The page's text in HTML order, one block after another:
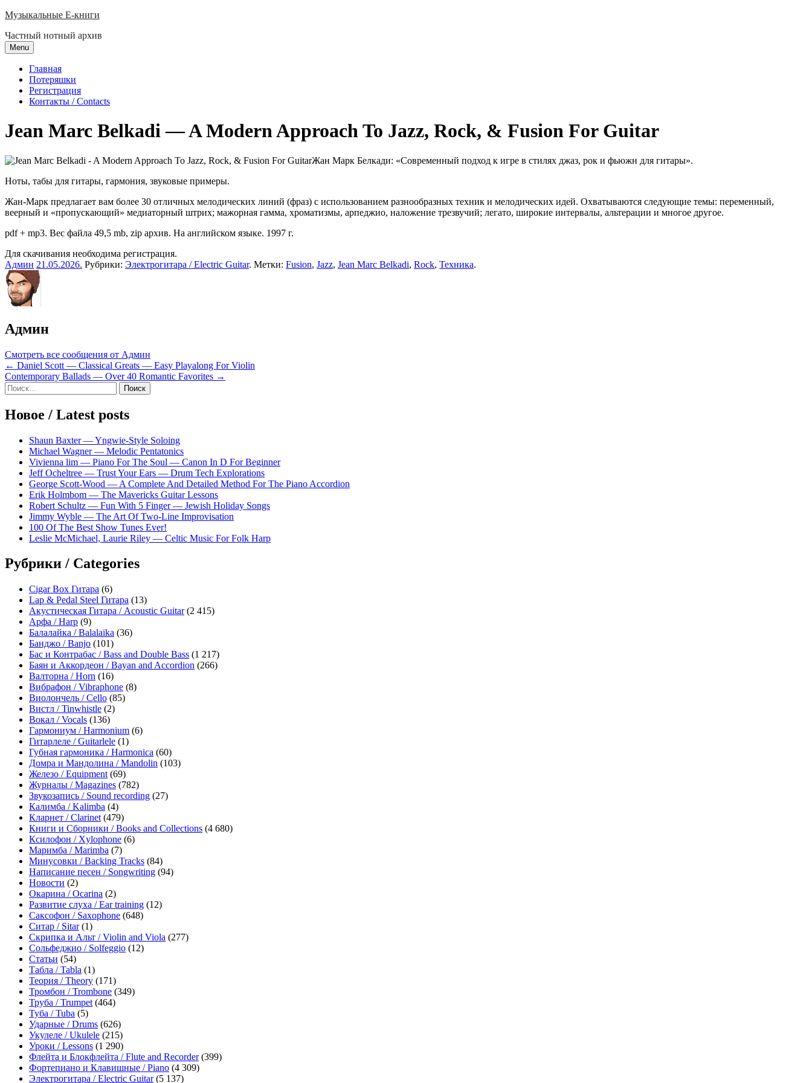
Skip
content
Музыкальные E-книги
Частный нотный архив
Menu
Главная
Потеряшки
Регистрация
Контакты / Contacts
Jean Marc Belkadi — A Modern Approach To Jazz, Rock, & Fusion For Guitar
Жан Марк Белкади: «Современный подход к игре в стилях джаз, рок и фьюжн для гитары».
Ноты, табы для гитары, гармония, звуковые примеры.
Жан-Марк предлагает вам более 30 отличных мелодических линий (фраз) с использованием разнообразных техник и мелодических идей. Охватываются следующие темы: переменный,
веерный и «пропускающий» медиаторный штрих; мажорная гамма, хроматизмы, арпеджио, наложение трезвучий; легато, широкие интервалы, альтерации и многое другое.
pdf + mp3. Вес файла 49,5 mb, zip архив. На английском языке. 1997 г.
Для скачивания необходима регистрация.
Админ 21.05.2026. Рубрики: Электрогитара / Electric Guitar. Метки: Fusion, Jazz, Jean Marc Belkadi, Rock, Техника.
Админ
Смотреть все сообщения от Админ
Навигация
по
записям
← Daniel Scott — Classical Greats — Easy Playalong For Violin
Contemporary Ballads — Over 40 Romantic Favorites →
Sidebar
Найти:
Новое / Latest posts
Shaun Baxter — Yngwie-Style Soloing
Michael Wagner — Melodic Pentatonics
Vivienna lim — Piano For The Soul — Canon In D For Beginner
Jeff Ocheltree — Trust Your Ears — Drum Tech Explorations
George Scott-Wood — A Complete And Detailed Method For The Piano Accordion
Erik Holmbom — The Mavericks Guitar Lessons
Robert Schultz — Fun With 5 Finger — Jewish Holiday Songs
Jimmy Wyble — The Art Of Two-Line Improvisation
100 Of The Best Show Tunes Ever!
Leslie McMichael, Laurie Riley — Celtic Music For Folk Harp
Рубрики / Categories
Cigar Box Гитара (6)
Lap & Pedal Steel Гитара (13)
Акустическая Гитара / Acoustic Guitar(2 415)
Арфа / Harp (9)
Балалайка / Balalaika (36)
Банджо / Banjo (101)
Бас и Контрабас / Bass and Double Bass (1 217)
Баян и Аккордеон / Bayan and Accordion (266)
Валторна / Horn (16)
Вибрафон / Vibraphone (8)
Виолончель / Cello (85)
Вистл / Tinwhistle (2)
Вокал / Vocals (136)
Гармониум / Harmonium (6)
Гитарлеле / Guitarlele (1)
Губная гармоника / Harmonica (60)
Домра и Мандолина / Mandolin (103)
Железо / Equipment (69)
Журналы / Magazines (782)
Звукозапись / Sound recording (27)
Калимба / Kalimba (4)
Кларнет / Clarinet (479)
Книги и Сборники / Books and Collections (4 680)
Ксилофон / Xylophone (6)
Маримба / Marimba (7)
Минусовки / Backing Tracks (84)
Написание песен / Songwriting (94)
Новости (2)
Окарина / Ocarina (2)
Развитие слуха / Ear training (12)
Саксофон / Saxophone (648)
Ситар / Sitar(1)
Скрипка и Альт / Violin and Viola (277)
Сольфеджио / Solfeggio (12)
Статьи (54)
Табла / Tabla (1)
Теория / Theory (171)
Тромбон / Trombone (349)
Труба / Trumpet (464)
Туба / Tuba (5)
Ударные / Drums (626)
Укулеле / Ukulele (215)
Уроки / Lessons (1 290)
Флейта и Блокфлейта / Flute and Recorder(399)
Фортепиано и Клавишные / Piano (4 309)
Электрогитара / Electric Guitar(5 137)